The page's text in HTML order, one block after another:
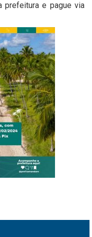
prefeitura e pague via